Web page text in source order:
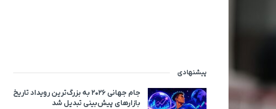
پیشنهادی
جام جهانی ۲۰۲۶ به بزرگ‌ترین رویداد تاریخ
بازارهای پیش‌بینی تبدیل شد